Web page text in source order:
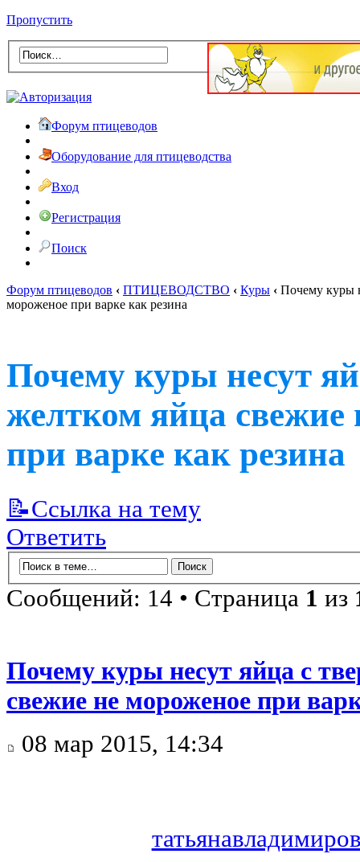
Пропустить
Форум птицеводов
Оборудование для птицеводства
Вход
Регистрация
Поиск
Форум птицеводов ‹ ПТИЦЕВОДСТВО ‹ Куры ‹ Почему куры
мороженое при варке как резина
Почему куры несут
желтком яйца свежие
при варке как резина
📝Ссылка на тему
Ответить
Сообщений: 14 • Страница 1 из
Почему куры несут яйца с
свежие не мороженое при
08 мар 2015, 14:34